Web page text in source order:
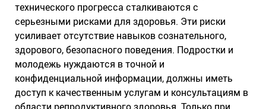
технического прогресса сталкиваются с
серьезными рисками для здоровья. Эти риски
усиливает отсутствие навыков сознательного,
здорового, безопасного поведения. Подростки и
молодежь нуждаются в точной и
конфиденциальной информации, должны иметь
доступ к качественным услугам и консультациям в